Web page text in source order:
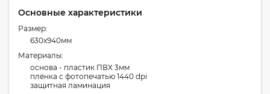
Основные характеристики
Размер:
630x940мм
Материалы:
основа - пластик ПВХ 3мм
плёнка с фотопечатью 1440 dpi
защитная ламинация